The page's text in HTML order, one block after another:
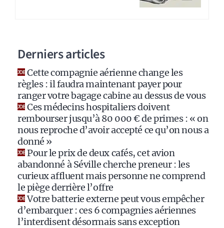
Derniers articles
Cette compagnie aérienne change les
règles : il faudra maintenant payer pour
ranger votre bagage cabine au dessus de vous
Ces médecins hospitaliers doivent
rembourser jusqu’à 80 000 € de primes : « on
nous reproche d’avoir accepté ce qu’on nous a
donné »
Pour le prix de deux cafés, cet avion
abandonné à Séville cherche preneur : les
curieux affluent mais personne ne comprend
le piège derrière l’offre
Votre batterie externe peut vous empêcher
d’embarquer : ces 6 compagnies aériennes
l’interdisent désormais sans exception